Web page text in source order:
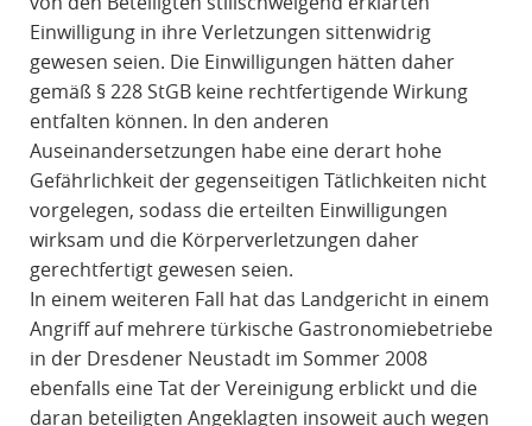
Einwilligung in ihre Verletzungen sittenwidrig
gewesen seien. Die Einwilligungen hätten daher
gemäß § 228 StGB keine rechtfertigende Wirkung
entfalten können. In den anderen
Auseinandersetzungen habe eine derart hohe
Gefährlichkeit der gegenseitigen Tätlichkeiten nicht
vorgelegen, sodass die erteilten Einwilligungen
wirksam und die Körperverletzungen daher
gerechtfertigt gewesen seien.
In einem weiteren Fall hat das Landgericht in einem
Angriff auf mehrere türkische Gastronomiebetriebe
in der Dresdener Neustadt im Sommer 2008
ebenfalls eine Tat der Vereinigung erblickt und die
daran beteiligten Angeklagten insoweit auch wegen